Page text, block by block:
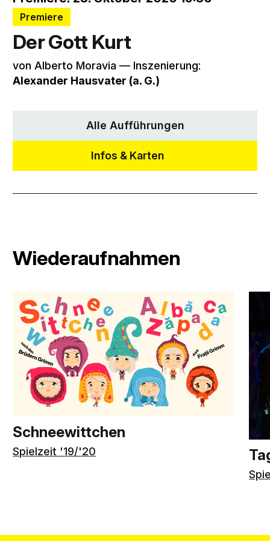
Premiere
Der Gott Kurt
von Alberto Moravia –– Inszenierung:
Alexander Hausvater (a. G.)
Alle Aufführungen
Infos & Karten
Wiederaufnahmen
Schneewittchen
Spielzeit '19/'20